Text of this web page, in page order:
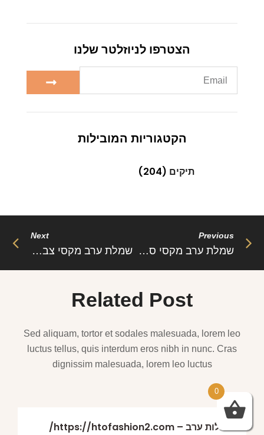
הצטרפו לניוזלטר שלנו
הקטגוריות המובילות
תיקים (204)
Previous
שמלת ערב מקסי סאטן – בריט
Next
שמלת ערב מקסי צבע יוקרתי בת ים – הלם
Related Post
Sed aliquam, tortor et sodales malesuada, lorem leo
luctus tellus, quis interdum eros nibh in nunc. Cras
dignissim malesuada, lorem leo luctus
שמלות ערב – https://htofashion2.com/
0